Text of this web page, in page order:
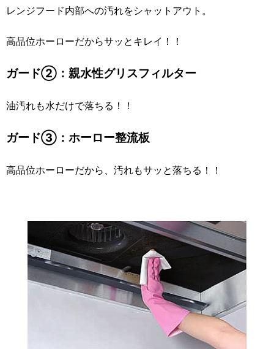
レンジフード内部への汚れをシャットアウト。
高品位ホーローだからサッとキレイ！！
ガード②：親水性グリスフィルター
油汚れも水だけで落ちる！！
ガード③：ホーロー整流板
高品位ホーローだから、汚れもサッと落ちる！！